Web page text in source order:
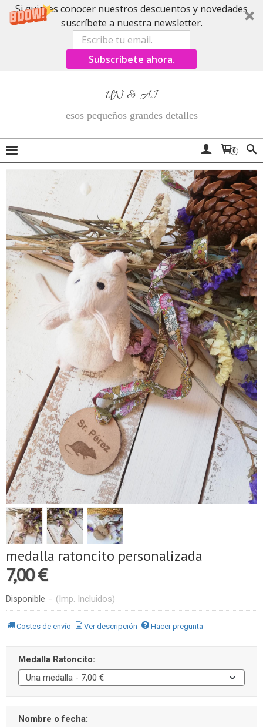
Si quieres conocer nuestros descuentos y novedades
suscríbete a nuestra newsletter.
Subscríbete ahora.
UN & AI
esos pequeños grandes detalles
0
medalla ratoncito personalizada
7,00 €
Disponible - (Imp. Incluidos)
Costes de envío Ver descripción Hacer pregunta
Medalla Ratoncito:
Nombre o fecha: